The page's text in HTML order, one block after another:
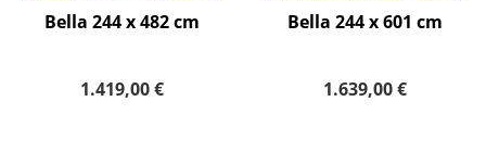
Bella 244 x 482 cm
1.419,00 €
Bella 244 x 601 cm
1.639,00 €